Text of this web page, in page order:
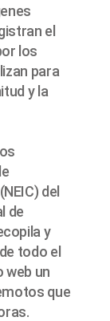
el
los
para
y la
del
de
y
todo el
web un
que